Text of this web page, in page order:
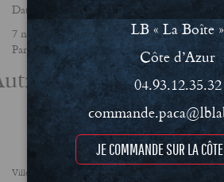
Date
7 novembre 2025
Partager
actualités
Villes Le concept
Notre
LB « La Boîte »
Côte d’Azur
04.93.12.35.32
JE COMMANDE SUR LA